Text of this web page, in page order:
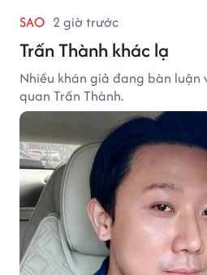
SAO 2 giờ trước
Trấn Thành khác lạ
Nhiều khán giả đang bàn luận
quan Trấn Thành.